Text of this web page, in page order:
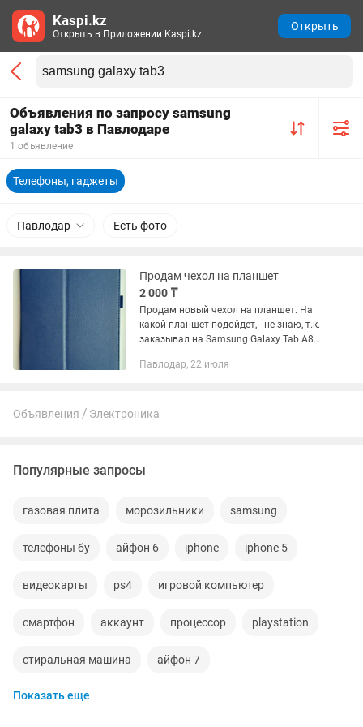
Объявления по запросу samsung
galaxy tab3 в Павлодаре
1 объявление
Телефоны, гаджеты
Павлодар Есть фото
Продам чехол на планшет
2 000 ₸
Продам новый чехол на планшет. На
какой планшет подойдет, - не знаю, т.к.
заказывал на Samsung Galaxy Tab A8
оказался великоват. Размер чехла:
Павлодар, 22 июля
Объявления Электроника
Популярные запросы
газовая плита морозильники samsung
телефоны бу айфон 6 iphone iphone 5
видеокарты ps4 игровой компьютер
смартфон аккаунт процессор playstation
стиральная машина айфон 7
беспроводные наушники
Показать еще
Kaspi.kz
Открыть в Приложении Kaspi.kz
Открыть